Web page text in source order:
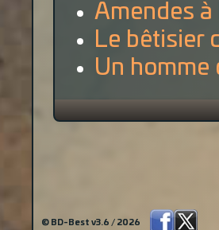
Amendes à
Le bêtisier
Un homme
© BD-Best v3.6 / 2026